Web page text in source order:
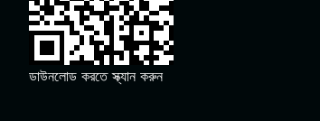
ডাউনলোড করতে স্ক্যান করুন